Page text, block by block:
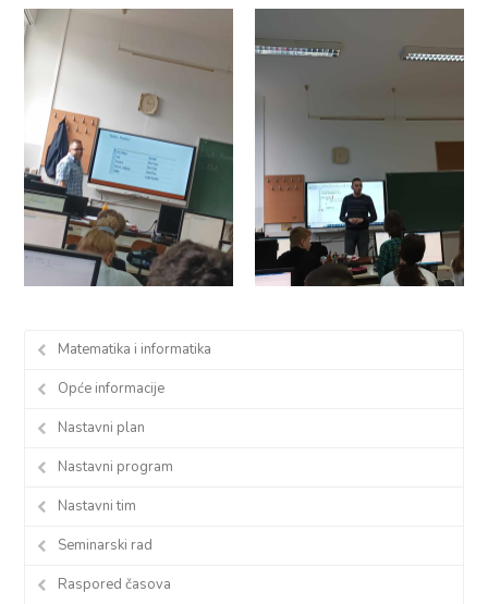
Matematika i informatika
Opće informacije
Nastavni plan
Nastavni program
Nastavni tim
Seminarski rad
Raspored časova